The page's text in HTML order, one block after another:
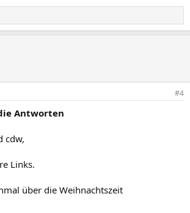
#4
Antworten
cdw,
Links.
über die Weihnachtszeit